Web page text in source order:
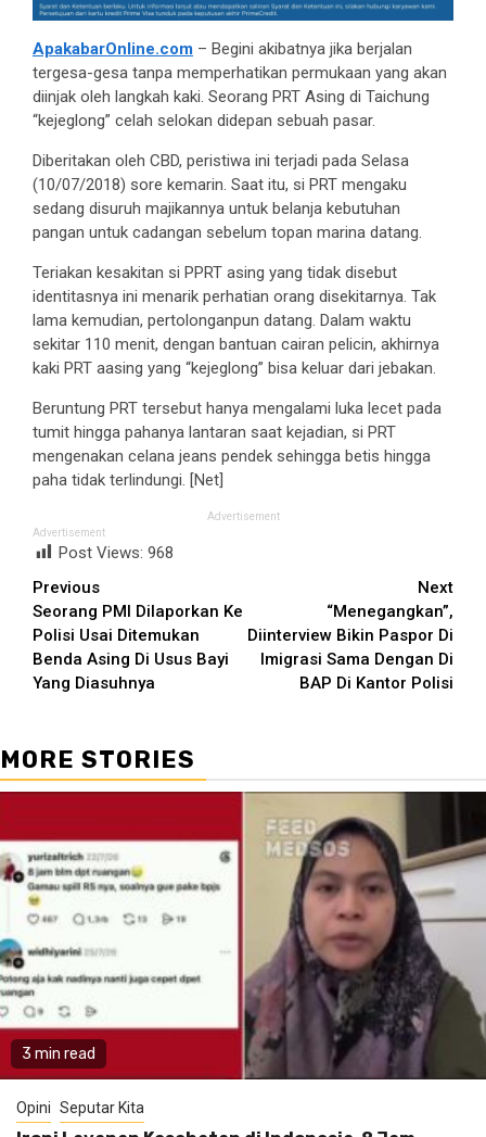
ApakabarOnline.com – Begini akibatnya jika berjalan
tergesa-gesa tanpa memperhatikan permukaan yang akan
diinjak oleh langkah kaki. Seorang PRT Asing di Taichung
“kejeglong” celah selokan didepan sebuah pasar.
Diberitakan oleh CBD, peristiwa ini terjadi pada Selasa
(10/07/2018) sore kemarin. Saat itu, si PRT mengaku
sedang disuruh majikannya untuk belanja kebutuhan
pangan untuk cadangan sebelum topan marina datang.
Teriakan kesakitan si PPRT asing yang tidak disebut
identitasnya ini menarik perhatian orang disekitarnya. Tak
lama kemudian, pertolonganpun datang. Dalam waktu
sekitar 110 menit, dengan bantuan cairan pelicin, akhirnya
kaki PRT aasing yang “kejeglong” bisa keluar dari jebakan.
Beruntung PRT tersebut hanya mengalami luka lecet pada
tumit hingga pahanya lantaran saat kejadian, si PRT
mengenakan celana jeans pendek sehingga betis hingga
paha tidak terlindungi. [Net]
Advertisement
Advertisement
Post Views: 968
Continue
Reading
Previous
Seorang PMI Dilaporkan Ke
Polisi Usai Ditemukan
Benda Asing Di Usus Bayi
Yang Diasuhnya
Next
“Menegangkan”,
Diinterview Bikin Paspor Di
Imigrasi Sama Dengan Di
BAP Di Kantor Polisi
MORE STORIES
3 min read
Opini Seputar Kita